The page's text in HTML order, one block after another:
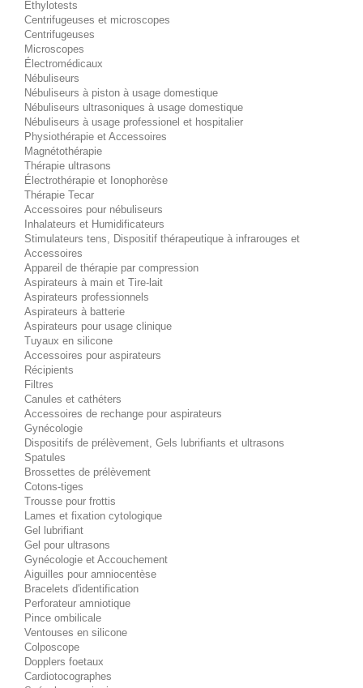
Éthylotests
Centrifugeuses et microscopes
Centrifugeuses
Microscopes
Électromédicaux
Nébuliseurs
Nébuliseurs à piston à usage domestique
Nébuliseurs ultrasoniques à usage domestique
Nébuliseurs à usage professionel et hospitalier
Physiothérapie et Accessoires
Magnétothérapie
Thérapie ultrasons
Électrothérapie et Ionophorèse
Thérapie Tecar
Accessoires pour nébuliseurs
Inhalateurs et Humidificateurs
Stimulateurs tens, Dispositif thérapeutique à infrarouges et
Accessoires
Appareil de thérapie par compression
Aspirateurs à main et Tire-lait
Aspirateurs professionnels
Aspirateurs à batterie
Aspirateurs pour usage clinique
Tuyaux en silicone
Accessoires pour aspirateurs
Récipients
Filtres
Canules et cathéters
Accessoires de rechange pour aspirateurs
Gynécologie
Dispositifs de prélèvement, Gels lubrifiants et ultrasons
Spatules
Brossettes de prélèvement
Cotons-tiges
Trousse pour frottis
Lames et fixation cytologique
Gel lubrifiant
Gel pour ultrasons
Gynécologie et Accouchement
Aiguilles pour amniocentèse
Bracelets d'identification
Perforateur amniotique
Pince ombilicale
Ventouses en silicone
Colposcope
Dopplers foetaux
Cardiotocographes